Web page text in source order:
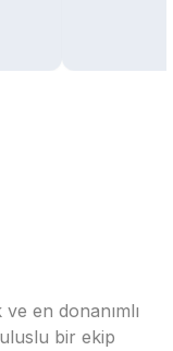
en donanımlı
bir ekip